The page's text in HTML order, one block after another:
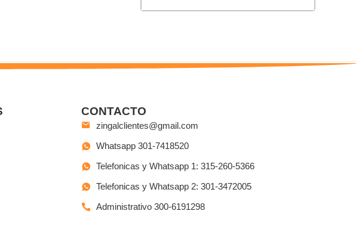
CONTACTO
zingalclientes@gmail.com
Whatsapp 301-7418520
Telefonicas y Whatsapp 1: 315-260-5366
Telefonicas y Whatsapp 2: 301-3472005
Administrativo 300-6191298